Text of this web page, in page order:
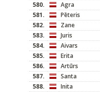
580.
Agra
581.
Pēteris
582.
Zane
583.
Juris
584.
Aivars
585.
Erita
586.
Artūrs
587.
Santa
588.
Inita